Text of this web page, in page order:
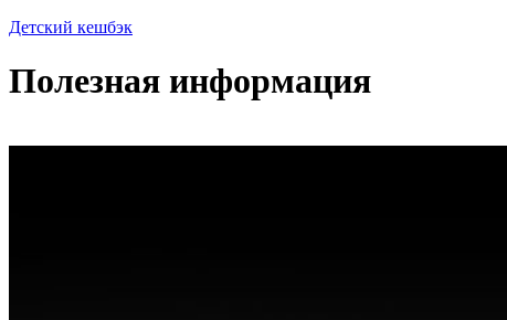
Детский кешбэк
Полезная информация